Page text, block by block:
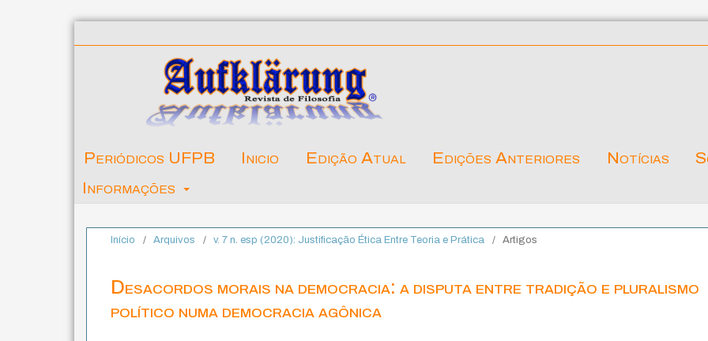
Periódicos UFPB Inicio Edição Atual Edições Anteriores Notícias
Informações
Início / Arquivos / v. 7 n. esp (2020): Justificação Ética Entre Teoria e Prática / Artigos
Desacordos morais na democracia: a disputa entre tradição e pluralismo
político numa democracia agônica